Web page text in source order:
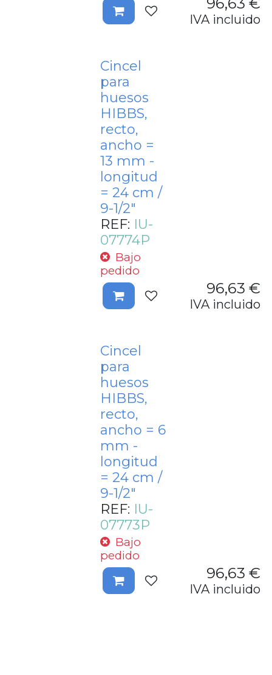
IVA incluido
Cincel
para
huesos
HIBBS,
recto,
ancho =
13 mm -
longitud
= 24 cm /
9-1/2"
REF: IU-
07774P
Bajo
pedido
96,63 €
IVA incluido
Cincel
para
huesos
HIBBS,
recto,
ancho = 6
mm -
longitud
= 24 cm /
9-1/2"
REF: IU-
07773P
Bajo
pedido
96,63 €
IVA incluido